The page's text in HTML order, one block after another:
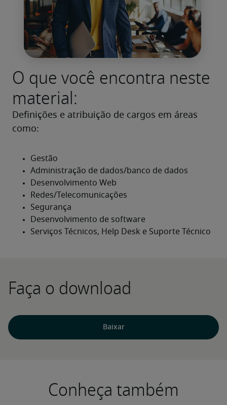
O que você encontra neste
material:
Definições e atribuição de cargos em áreas
como:
Faça o download
Baixar
Conheça também